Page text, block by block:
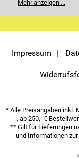
weitergegeben. Zu
Servicemenü unten
Ende des
Mehr anzeigen ...
Impressum
* Alle Preisangaben inkl.
, ab 250,- €
** Gilt für Lieferungen
und Informationen